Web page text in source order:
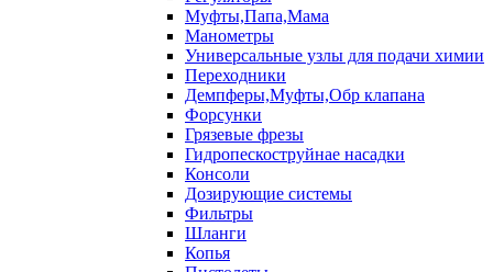
Муфты,Папа,Мама
Манометры
Универсальные узлы для подачи химии
Переходники
Демпферы,Муфты,Обр клапана
Форсунки
Грязевые фрезы
Гидропескоструйнае насадки
Консоли
Дозирующие системы
Фильтры
Шланги
Копья